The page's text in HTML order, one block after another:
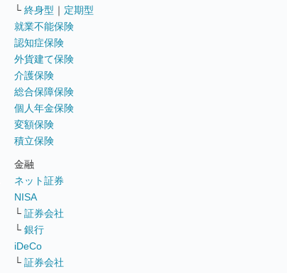
└ 終身型 ｜ 定期型
就業不能保険
認知症保険
外貨建て保険
介護保険
総合保障保険
個人年金保険
変額保険
積立保険
金融
ネット証券
NISA
└ 証券会社
└ 銀行
iDeCo
└ 証券会社